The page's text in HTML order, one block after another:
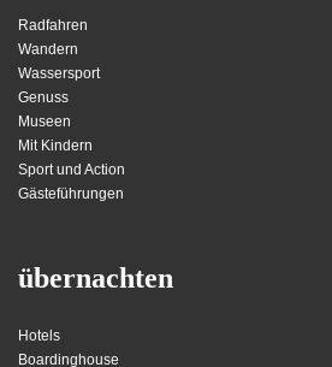
Radfahren
Wandern
Wassersport
Genuss
Museen
Mit Kindern
Sport und Action
Gästeführungen
übernachten
Hotels
Boardinghouse